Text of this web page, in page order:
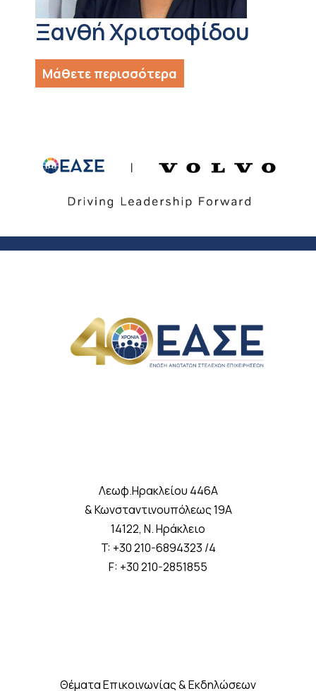
Ξανθή Χριστοφίδου
Μάθετε περισσότερα
Λεωφ.Ηρακλείου 446A
& Κωνσταντινουπόλεως 19A
14122, Ν. Ηράκλειο
T: +30 210-6894323 /4
F: +30 210-2851855
Θέματα Επικοινωνίας & Εκδηλώσεων